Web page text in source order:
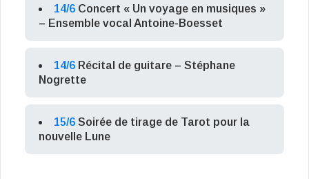
14/6 Concert « Un voyage en musiques »
– Ensemble vocal Antoine-Boesset
14/6 Récital de guitare – Stéphane
Nogrette
15/6 Soirée de tirage de Tarot pour la
nouvelle Lune